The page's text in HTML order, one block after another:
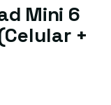
Mini 6
+